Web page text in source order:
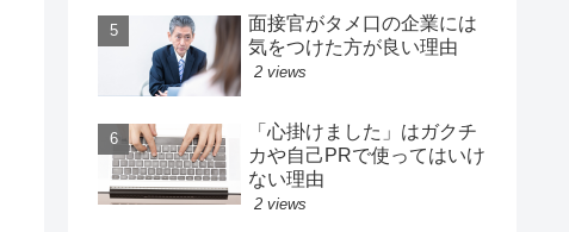
面接官がタメ口の企業には
気をつけた方が良い理由
2 views
「心掛けました」はガクチ
カや自己PRで使ってはいけ
ない理由
2 views